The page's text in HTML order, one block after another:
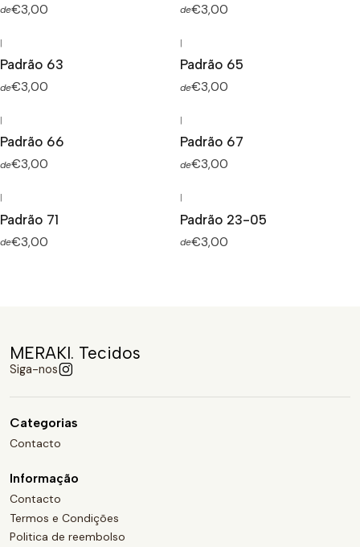
de€3,00 de€3,00
|
Padrão 63
de€3,00
|
Padrão 65
de€3,00
|
Padrão 66
de€3,00
|
Padrão 67
de€3,00
|
Padrão 71
de€3,00
|
Padrão 23-05
de€3,00
MERAKI. Tecidos
Siga-nos
Categorias
Contacto
Informação
Contacto
Termos e Condições
Politica de reembolso